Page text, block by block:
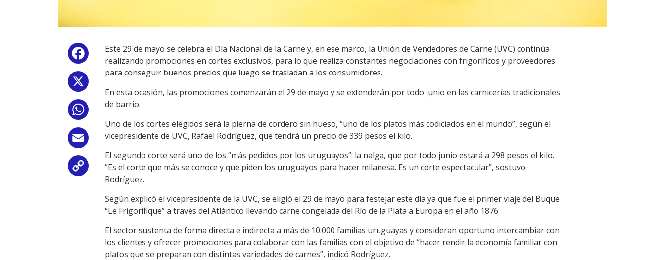
Facebook
Email
Copy
Este 29 de mayo se celebra el Día Nacional de la Carne y, en ese marco, la Unión de Vendedores de Carne (UVC) continúa
realizando promociones en cortes exclusivos, para lo que realiza constantes negociaciones con frigoríficos y proveedores
para conseguir buenos precios que luego se trasladan a los consumidores.
En esta ocasión, las promociones comenzarán el 29 de mayo y se extenderán por todo junio en las carnicerías tradicionales
de barrio.
Uno de los cortes elegidos será la pierna de cordero sin hueso, “uno de los platos más codiciados en el mundo”, según el
vicepresidente de UVC, Rafael Rodríguez, que tendrá un precio de 339 pesos el kilo.
El segundo corte será uno de los “más pedidos por los uruguayos”: la nalga, que por todo junio estará a 298 pesos el kilo.
“Es el corte que más se conoce y que piden los uruguayos para hacer milanesa. Es un corte espectacular”, sostuvo
Rodríguez.
Según explicó el vicepresidente de la UVC, se eligió el 29 de mayo para festejar este día ya que fue el primer viaje del Buque
“Le Frigorifique” a través del Atlántico llevando carne congelada del Río de la Plata a Europa en el año 1876.
El sector sustenta de forma directa e indirecta a más de 10.000 familias uruguayas y consideran oportuno intercambiar con
los clientes y ofrecer promociones para colaborar con las familias con el objetivo de “hacer rendir la economía familiar con
platos que se preparan con distintas variedades de carnes”, indicó Rodríguez.